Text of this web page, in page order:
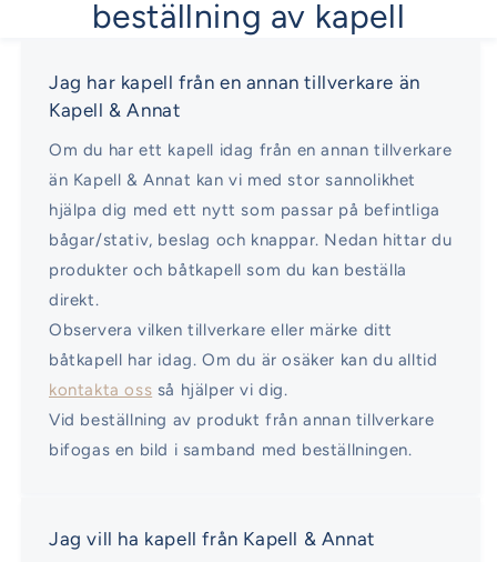
beställning av kapell
Jag har kapell från en annan tillverkare än
Kapell & Annat
Om du har ett kapell idag från en annan tillverkare
än Kapell & Annat kan vi med stor sannolikhet
hjälpa dig med ett nytt som passar på befintliga
bågar/stativ, beslag och knappar. Nedan hittar du
produkter och båtkapell som du kan beställa
direkt.
Observera vilken tillverkare eller märke ditt
båtkapell har idag. Om du är osäker kan du alltid
kontakta oss så hjälper vi dig.
Vid beställning av produkt från annan tillverkare
bifogas en bild i samband med beställningen.
Jag vill ha kapell från Kapell & Annat